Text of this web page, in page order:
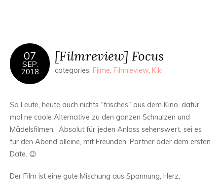
07
SEP.
2018
[Filmreview] Focus
categories: Filme, Filmreview, Kiki
So Leute, heute auch nichts “frisches” aus dem Kino, dafür
mal ne coole Alternative zu den ganzen Schnulzen und
Mädelsfilmen. Absolut für jeden Anlass sehenswert, sei es
für den Abend alleine, mit Freunden, Partner oder dem ersten
Date. 😉
Der Film ist eine gute Mischung aus Spannung, Herz,